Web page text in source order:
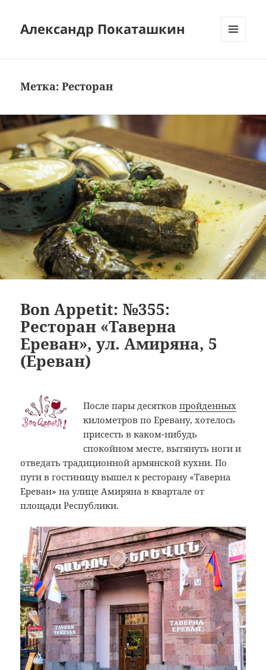
Александр Покаташкин
Метка:Ресторан
Bon Appetit: №355:
Ресторан «Таверна
Ереван», ул. Амиряна, 5
(Ереван)
После пары десятковпройденных
километров по Еревану, хотелось
присесть в каком-нибудь
спокойном месте, вытянуть ноги и
отведать традиционной армянской кухни. По
пути в гостиницу вышел к ресторану «Таверна
Ереван» на улице Амиряна в квартале от
площади Республики.